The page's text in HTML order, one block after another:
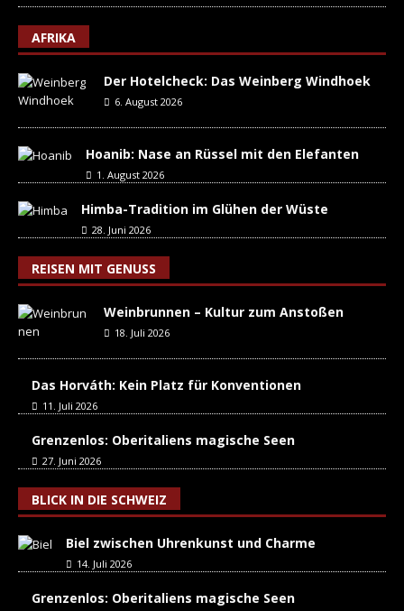
AFRIKA
Der Hotelcheck: Das Weinberg Windhoek
6. August 2026
Hoanib: Nase an Rüssel mit den Elefanten
1. August 2026
Himba-Tradition im Glühen der Wüste
28. Juni 2026
REISEN MIT GENUSS
Weinbrunnen – Kultur zum Anstoßen
18. Juli 2026
Das Horváth: Kein Platz für Konventionen
11. Juli 2026
Grenzenlos: Oberitaliens magische Seen
27. Juni 2026
BLICK IN DIE SCHWEIZ
Biel zwischen Uhrenkunst und Charme
14. Juli 2026
Grenzenlos: Oberitaliens magische Seen